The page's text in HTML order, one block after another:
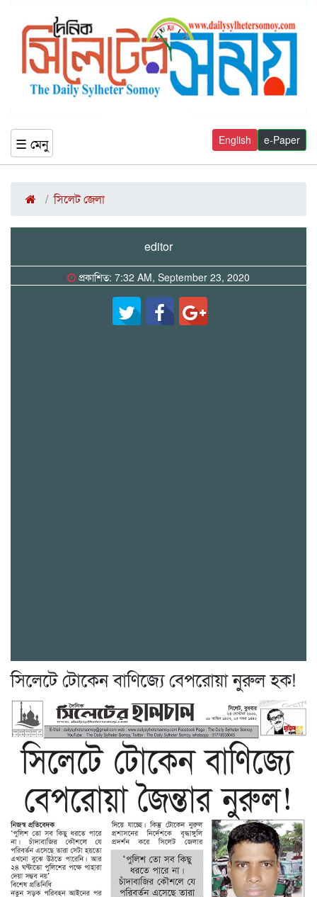
☰ মেনু e-Paper
English
সিলেট জেলা
editor
প্রকাশিত: 7:32 AM, September 23, 2020
সিলেটে টোকেন বাণিজ্যে বেপরোয়া নুরুল হক!